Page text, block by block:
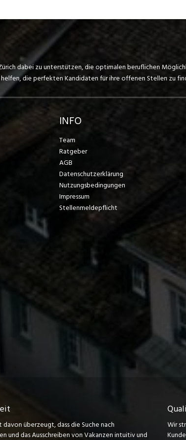
dabei zu unterstützen, die optimalen beruflichen
die perfekten Kandidaten für ihre offenen Stellen zu
INFO
Team
Ratgeber
AGB
Datenschutzerklärung
Nutzungsbedingungen
Impressum
Stellenmeldepflicht
davon überzeugt, dass die Suche nach
und das Ausschreiben von Vakanzen intuitiv und
Wir